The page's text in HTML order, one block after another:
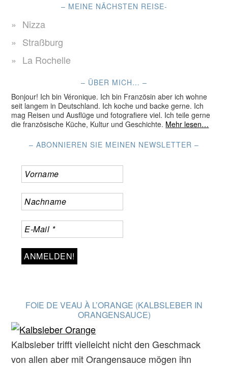
– MEINE NÄCHSTEN REISE-
Nizza
Straßburg
La Rochelle
– ÜBER MICH… –
Bonjour! Ich bin Véronique. Ich bin Französin aber ich wohne
seit langem in Deutschland. Ich koche und backe gerne. Ich
mag Reisen und Ausflüge und fotografiere viel. Ich teile gerne
die französische Küche, Kultur und Geschichte. Mehr lesen…
– ABONNIEREN SIE MEINEN NEWSLETTER –
FOIE DE VEAU À L’ORANGE (KALBSLEBER IN
ORANGENSAUCE)
Kalbsleber trifft vielleicht nicht den Geschmack
von allen aber mit Orangensauce mögen ihn